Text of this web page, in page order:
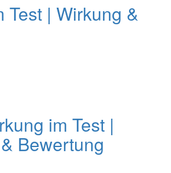
Test | Wirkung &
im Test |
Bewertung